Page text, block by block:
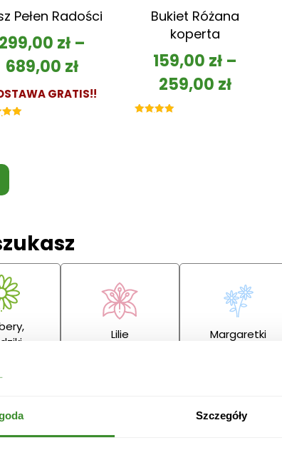
Szczegóły
Pełen Radości
299,00 zł –
689,00 zł
GRATIS!!
Bukiet Różana
koperta
159,00 zł –
259,00 zł
Lilie Margaretki